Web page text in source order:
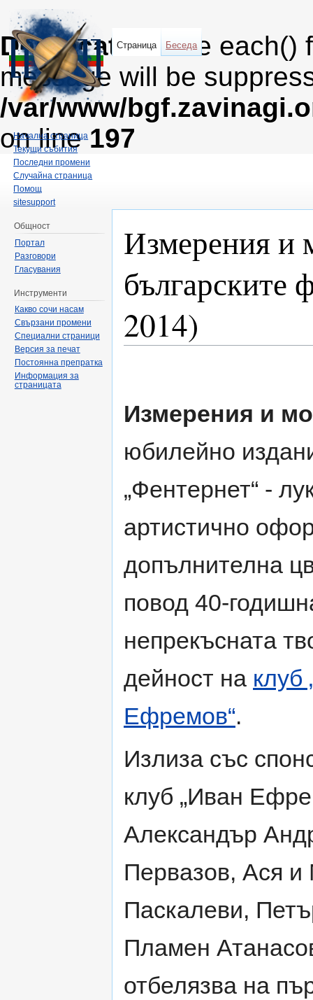
Deprecated: The each()
message will be
/var/www/
on line197
Измерения и
българските
2014)
Измерения и
юбилейно
„Фентернет“ -
артистично
допълнителна
повод 40-
непрекъсната
дейност на клуб
Ефремов“.
Излиза със
клуб „Иван
Александър
Первазов, Ася
Паскалеви,
Пламен
отбелязва на
Страница Беседа
Начална страница
Текущи събития
Последни промени
Случайна страница
Помощ
sitesupport
Общност
Портал
Разговори
Гласувания
Инструменти
Какво сочи насам
Свързани промени
Специални страници
Версия за печат
Постоянна препратка
Информация за
страницата